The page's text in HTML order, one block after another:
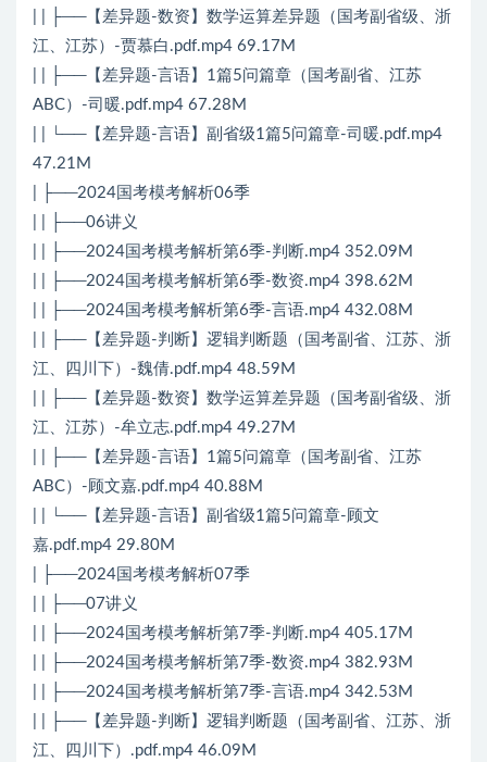
| | ├──【差异题-数资】数学运算差异题（国考副省级、浙
江、江苏）-贾慕白.pdf.mp4 69.17M
| | ├──【差异题-言语】1篇5问篇章（国考副省、江苏
ABC）-司暖.pdf.mp4 67.28M
| | └──【差异题-言语】副省级1篇5问篇章-司暖.pdf.mp4
47.21M
| ├──2024国考模考解析06季
| | ├──06讲义
| | ├──2024国考模考解析第6季-判断.mp4 352.09M
| | ├──2024国考模考解析第6季-数资.mp4 398.62M
| | ├──2024国考模考解析第6季-言语.mp4 432.08M
| | ├──【差异题-判断】逻辑判断题（国考副省、江苏、浙
江、四川下）-魏倩.pdf.mp4 48.59M
| | ├──【差异题-数资】数学运算差异题（国考副省级、浙
江、江苏）-牟立志.pdf.mp4 49.27M
| | ├──【差异题-言语】1篇5问篇章（国考副省、江苏
ABC）-顾文嘉.pdf.mp4 40.88M
| | └──【差异题-言语】副省级1篇5问篇章-顾文
嘉.pdf.mp4 29.80M
| ├──2024国考模考解析07季
| | ├──07讲义
| | ├──2024国考模考解析第7季-判断.mp4 405.17M
| | ├──2024国考模考解析第7季-数资.mp4 382.93M
| | ├──2024国考模考解析第7季-言语.mp4 342.53M
| | ├──【差异题-判断】逻辑判断题（国考副省、江苏、浙
江、四川下）.pdf.mp4 46.09M